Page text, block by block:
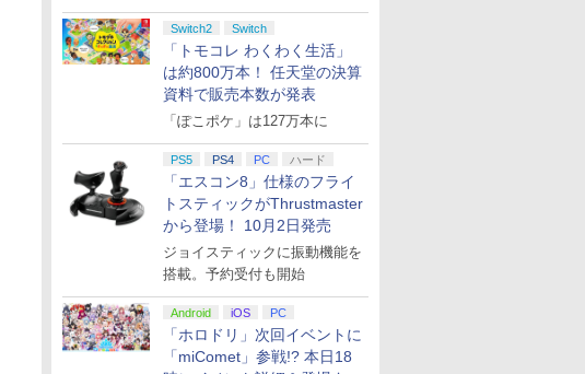
Switch2 Switch
「トモコレ わくわく生活」
は約800万本！ 任天堂の決算
資料で販売本数が発表
「ぽこポケ」は127万本に
PS5 PS4 PC ハード
「エスコン8」仕様のフライ
トスティックがThrustmaster
から登場！ 10月2日発売
ジョイスティックに振動機能を
搭載。予約受付も開始
Android iOS PC
「ホロドリ」次回イベントに
「miComet」参戦!? 本日18